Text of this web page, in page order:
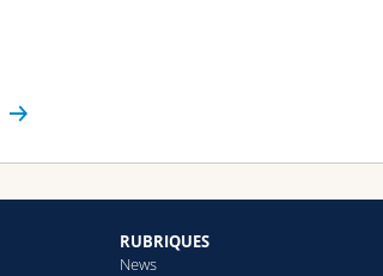
RUBRIQUES
News